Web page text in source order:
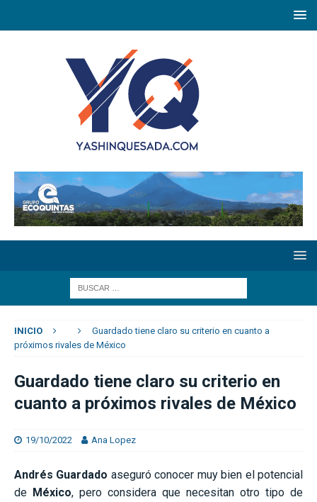
INICIO
Guardado tiene claro su criterio en cuanto a
próximos rivales de México
Guardado tiene claro su criterio en
cuanto a próximos rivales de México
19/10/2022 Ana Lopez
Andrés Guardado aseguró conocer muy bien el potencial
de México, pero considera que necesitan otro tipo de